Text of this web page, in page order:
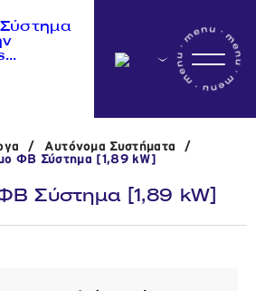
εταιρεία
/ Αυτόνομα Συστήματα
/
ΦΒ Σύστημα [1,89 kW]
Σύστημα [1,89 kW]